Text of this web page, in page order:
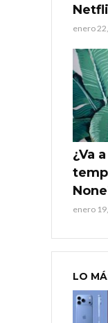
enero
¿Va
enero
LO